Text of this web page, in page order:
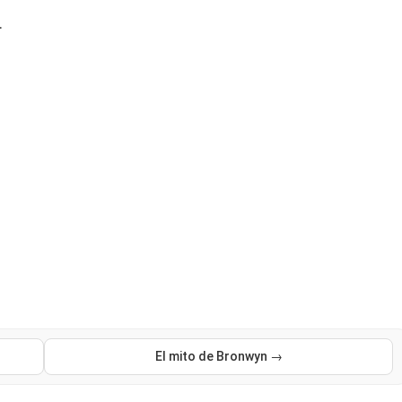
El mito de Bronwyn →